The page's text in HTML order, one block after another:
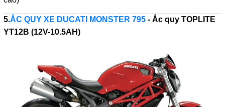
5.ẮC QUY XE DUCATI MONSTER 795- Ắc quy TOPLITE
YT12B (12V-10.5AH)